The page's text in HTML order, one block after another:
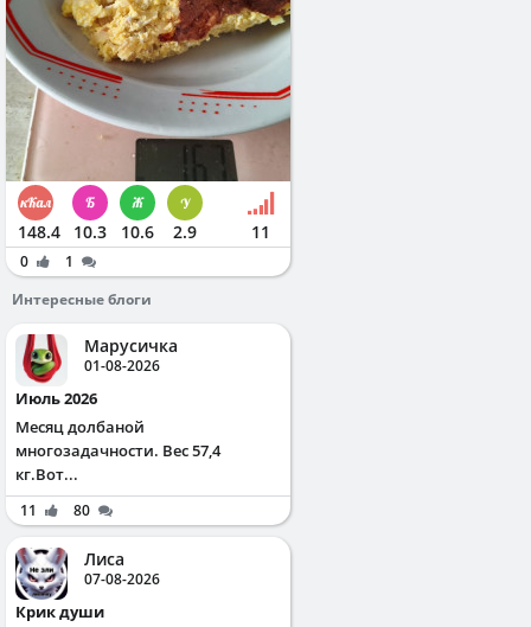
148.4 10.3 10.6 2.9 11
0
1
Интересные блоги
Марусичка
01-08-2026
Июль 2026
Месяц долбаной
многозадачности. Вес 57,4
кг.Вот...
11 80
Лиса
07-08-2026
Крик души